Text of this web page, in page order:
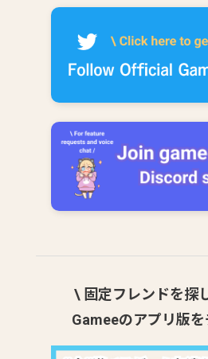
\ 固定フレンドを探
Gameeのアプリ版